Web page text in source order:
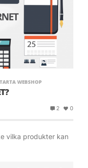
WEBSHOP
2 0
vilka produkter kan